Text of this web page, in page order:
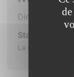
Dimanche 8
Stade
La Claie